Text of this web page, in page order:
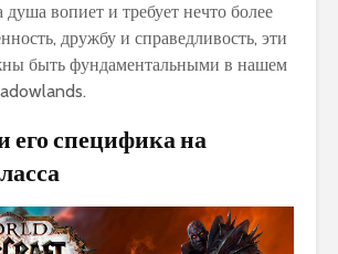
вопиет и требует нечто более
дружбу и справедливость, эти
быть фундаментальными в нашем
его специфика на